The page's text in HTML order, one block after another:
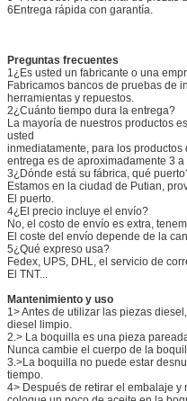
6Entrega rápida con garantía.
Preguntas frecuentes
1¿Es usted un fabricante o una
Fabricamos bancos de pruebas de
herramientas y repuestos.
2¿Cuánto tiempo dura la entrega?
La mayoría de nuestros productos
usted
inmediatamente, para los
entrega es de aproximadamente 3 a
3¿Dónde está su fábrica, qué
Estamos en la ciudad de Putian,
El puerto.
4¿El precio incluye el envío?
No, el costo de envío es extra,
El coste del envío depende de la
5¿Qué expreso usa?
Fedex, UPS, DHL, el servicio de
El TNT...
Mantenimiento y uso
1> Antes de utilizar las piezas
diesel limpio.
2.> La boquilla es una pieza
Nunca cambie el cuerpo de la
3.>La boquilla no puede estar
tiempo.
4> Después de retirar el embalaje y